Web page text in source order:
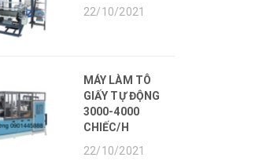
22/10/2021
MÁY LÀM TÔ
GIẤY TỰ ĐỘNG
3000-4000
CHIẾC/H
22/10/2021